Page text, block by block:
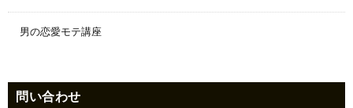
男の恋愛モテ講座
問い合わせ